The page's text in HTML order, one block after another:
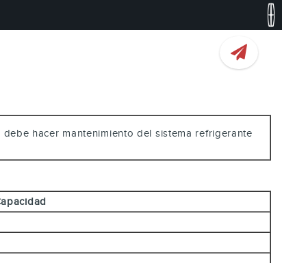
hacer mantenimiento del sistema refrigerante